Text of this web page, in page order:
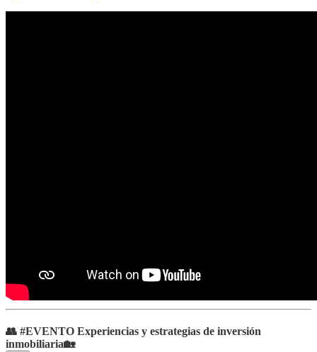
👥 #EVENTO Experiencias y estrategias de inversión
inmobiliaria🏡